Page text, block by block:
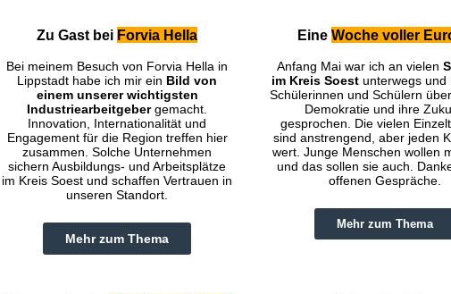
Zu Gast bei Forvia Hella
Bei meinem Besuch von Forvia Hella in
Lippstadt habe ich mir ein Bild von
einem unserer wichtigsten
Industriearbeitgebergemacht.
Innovation, Internationalität und
Engagement für die Region treffen hier
zusammen. Solche Unternehmen
sichern Ausbildungs- und Arbeitsplätze
im Kreis Soest und schaffen Vertrauen in
unseren Standort.
Mehr zum Thema
Eine Woche voller
Anfang Mai war ich an vielen
im Kreis Soestunterwegs und
Schülerinnen und Schülern
Demokratie und ihre
gesprochen. Die vielen
sind anstrengend, aber jeden
wert. Junge Menschen wollen
und das sollen sie auch.
offenen Gespräche.
Mehr zum Thema